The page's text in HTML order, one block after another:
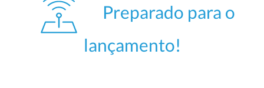
Preparado para o
lançamento!